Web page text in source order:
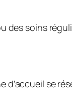
des soins
se